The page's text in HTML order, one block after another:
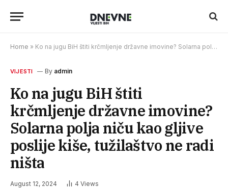
Home » Ko na jugu BiH štiti krčmljenje državne imovine? Solarna polja niču kao gljive poslije kiše, tužilaštvo ne radi ništa
VIJESTI By admin
Ko na jugu BiH štiti
krčmljenje državne imovine?
Solarna polja niču kao gljive
poslije kiše, tužilaštvo ne radi
ništa
August 12, 2024 4 Views